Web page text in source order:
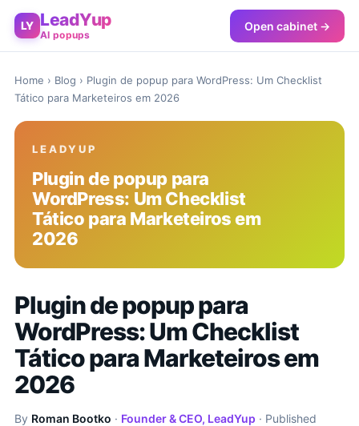
LY LeadYup
AI popups
Open cabinet →
Home › Blog › Plugin de popup para WordPress: Um Checklist
Tático para Marketeiros em 2026
LEADYUP
Plugin de popup para
WordPress: Um Checklist
Tático para Marketeiros em
2026
Plugin de popup para
WordPress: Um Checklist
Tático para Marketeiros em
2026
By Roman Bootko · Founder & CEO, LeadYup · Published